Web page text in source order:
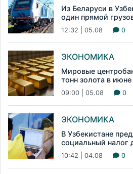
Из Беларуси в
один прямой
12:32 | 05.08 0
ЭКОНОМИКА
Мировые
тонн золота в июне
09:00 | 05.08 0
ЭКОНОМИКА
В Узбекистане
социальный налог
10:42 | 04.08 0